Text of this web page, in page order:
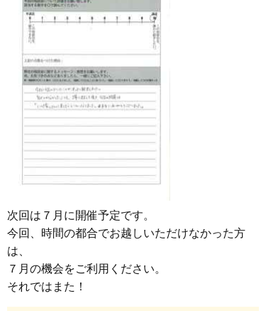
次回は７月に開催予定です。
今回、時間の都合でお越しいただけなかった方
は、
７月の機会をご利用ください。
それではまた！